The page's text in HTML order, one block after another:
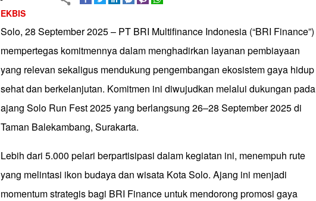
EKBIS
Solo, 28 September 2025 – PT BRI Multifinance Indonesia (“BRI Finance”)
mempertegas komitmennya dalam menghadirkan layanan pembiayaan
yang relevan sekaligus mendukung pengembangan ekosistem gaya hidup
sehat dan berkelanjutan. Komitmen ini diwujudkan melalui dukungan pada
ajang Solo Run Fest 2025 yang berlangsung 26–28 September 2025 di
Taman Balekambang, Surakarta.
Lebih dari 5.000 pelari berpartisipasi dalam kegiatan ini, menempuh rute
yang melintasi ikon budaya dan wisata Kota Solo. Ajang ini menjadi
momentum strategis bagi BRI Finance untuk mendorong promosi gaya